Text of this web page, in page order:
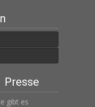
Presse
gibt es